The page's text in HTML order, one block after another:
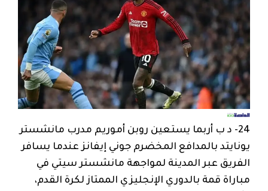
24- د ب أربما يستعين روبن أموريم مدرب مانشستر
يونايتد بالمدافع المخضرم جوني إيفانز عندما يسافر
الفريق عبر المدينة لمواجهة مانشستر سيتي في
مباراة قمة بالدوري الإنجليزي الممتاز لكرة القدم،